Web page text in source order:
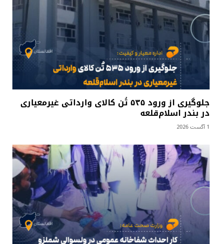
جلوگیری از ورود ۵۳۵ تُن کالای وارداتی غیرمعیاری
در بندر اسلام‌قلعه
1 آگست 2026